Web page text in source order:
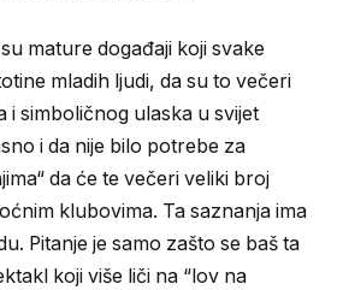
mature događaji koji svake
mladih ljudi, da su to večeri
i simboličnog ulaska u svijet
i da nije bilo potrebe za
da će te večeri veliki broj
klubovima. Ta saznanja ima
Pitanje je samo zašto se baš ta
koji više liči na “lov na